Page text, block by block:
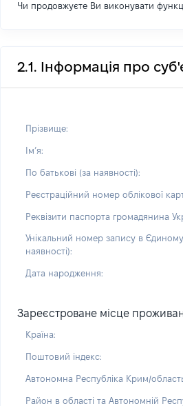
Чи продовжуєте Ви виконувати
2.1. Інформація про
Прізвище:
Імʼя:
По батькові (за наявності):
Реєстраційний номер облікової
Реквізити паспорта громадянина
Унікальний номер запису в
наявності):
Дата народження:
Зареєстроване місце
Країна:
Поштовий індекс:
Автономна Республіка Крим/
Район в області та Автономній